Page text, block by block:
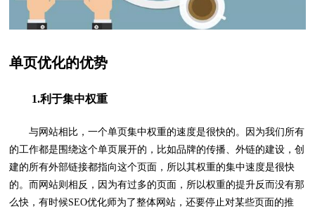
单页优化的优势
1.利于集中权重
与网站相比，一个单页集中权重的速度是很快的。因为我们所有
的工作都是围绕这个单页展开的，比如品牌的传播、外链的建设，创
建的所有外部链接都指向这个页面，所以其权重的集中速度是很快
的。而网站则相反，因为有过多的页面，所以权重的提升反而没有那
么快，有时候SEO优化师为了整体网站，还要停止对某些页面的推